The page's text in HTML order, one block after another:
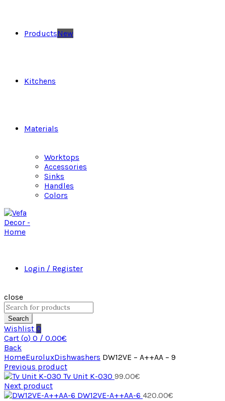
ProductsNew
Kitchens
Materials
Worktops
Accessories
Sinks
Handles
Colors
Login / Register
close
Search
Wishlist 0
Cart (o) 0 / 0.00€
Back
HomeEuroluxDishwashers DW12VE – A++AA – 9
Previous product
Tv Unit K-030 99.00€
Next product
DW12VE-A++AA-6 420.00€